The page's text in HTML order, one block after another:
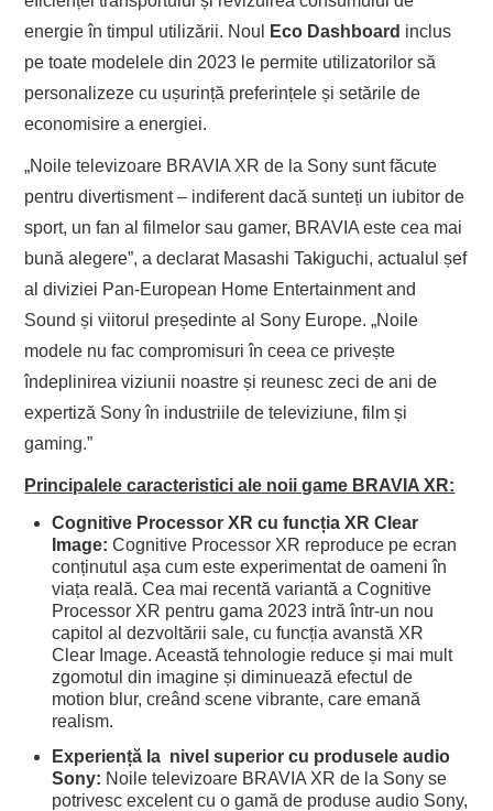
energie în timpul utilizării. Noul
Eco Dashboard inclus
pe toate modelele din 2023 le permite utilizatorilor să
personalizeze cu ușurință preferințele și setările de
economisire a energiei.
„Noile televizoare BRAVIA XR de la Sony sunt făcute
pentru divertisment – indiferent dacă sunteți un iubitor de
sport, un fan al filmelor sau gamer, BRAVIA este cea mai
bună alegere”, a declarat Masashi Takiguchi, actualul șef
al diviziei Pan-European Home Entertainment and
Sound și viitorul președinte al Sony Europe. „Noile
modele nu fac compromisuri în ceea ce privește
îndeplinirea viziunii noastre și reunesc zeci de ani de
expertiză Sony în industriile de televiziune, film și
gaming.”
Principalele caracteristici ale noii game BRAVIA XR:
Cognitive Processor XR cu funcția XR Clear
Image:Cognitive Processor XR reproduce pe ecran
conținutul așa cum este experimentat de oameni în
viața reală. Cea mai recentă variantă a Cognitive
Processor XR pentru gama 2023 intră într-un nou
capitol al dezvoltării sale, cu funcția avanstă XR
Clear Image. Această tehnologie reduce și mai mult
zgomotul din imagine și diminuează efectul de
motion blur, creând scene vibrante, care emană
realism.
Experiență la nivel superior cu produsele audio
Sony: Noile televizoare BRAVIA XR de la Sony se
potrivesc excelent cu o gamă de produse audio Sony,